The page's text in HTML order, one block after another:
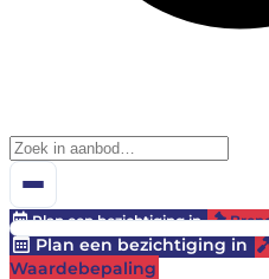
Plan een bezichtiging in
Plan een bezichtiging in
Waardebepaling